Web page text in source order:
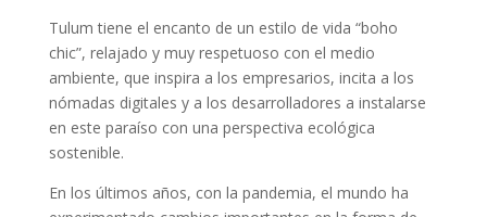
Tulum tiene el encanto de un estilo de vida “boho
chic”, relajado y muy respetuoso con el medio
ambiente, que inspira a los empresarios, incita a los
nómadas digitales y a los desarrolladores a instalarse
en este paraíso con una perspectiva ecológica
sostenible.
En los últimos años, con la pandemia, el mundo ha